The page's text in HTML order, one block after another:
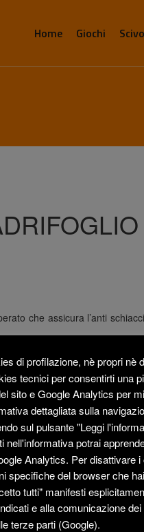
Home Giochi
che assicura l’anti
di profilazione, nè propri nè
tecnici per consentirti una
sito e Google Analytics per
dettagliata sulla
sul pulsante "Leggi
nell'informativa potrai
Analytics. Per disattivare i
specifiche del browser che
tutti" manifesti
e alla comunicazione dei
terze parti (Google).